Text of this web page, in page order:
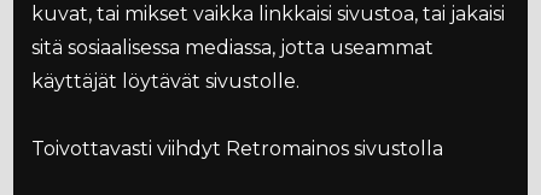
kuvat, tai mikset vaikka linkkaisi sivustoa, tai jakaisi
sitä sosiaalisessa mediassa, jotta useammat
käyttäjät löytävät sivustolle.
Toivottavasti viihdyt Retromainos sivustolla